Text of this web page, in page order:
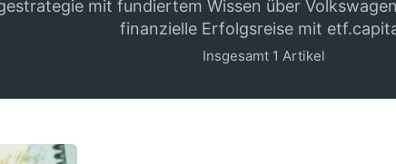
mit fundiertem Wissen über
finanzielle Erfolgsreise mit
Insgesamt 1 Artikel